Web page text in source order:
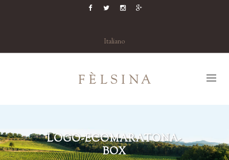
Italiano
LOGO-ECOMARATONA-
BOX